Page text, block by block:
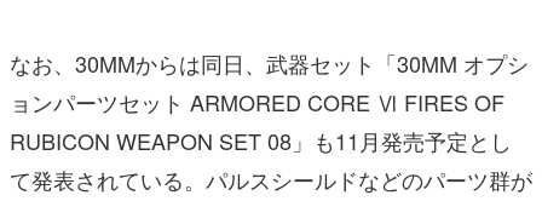
なお、30MMからは同日、武器セット「30MM オプシ
ョンパーツセット ARMORED CORE Ⅵ FIRES OF
RUBICON WEAPON SET 08」も11月発売予定とし
て発表されている。パルスシールドなどのパーツ群が